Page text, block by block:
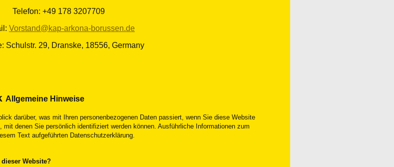
Telefon: +49 178 3207709
Vorstand@kap-arkona-borussen.de
Schulstr. 29, Dranske, 18556, Germany
Allgemeine Hinweise
darüber, was mit Ihren personenbezogenen Daten passiert, wenn Sie diese Website
denen Sie persönlich identifiziert werden können. Ausführliche Informationen zum
Text aufgeführten Datenschutzerklärung.
Website?